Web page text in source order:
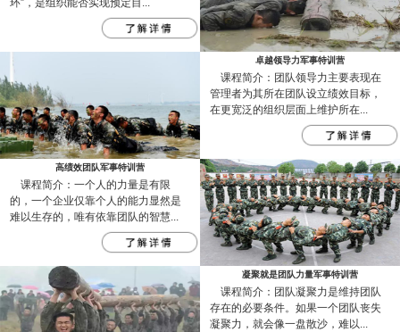
环”，是组织能否实现预定目...
卓越领导力军事特训营
课程简介：团队领导力主要表现在
管理者为其所在团队设立绩效目标，
在更宽泛的组织层面上维护所在...
高绩效团队军事特训营
课程简介：一个人的力量是有限
的，一个企业仅靠个人的能力显然是
难以生存的，唯有依靠团队的智慧...
凝聚就是团队力量军事特训营
课程简介：团队凝聚力是维持团队
存在的必要条件。如果一个团队丧失
凝聚力，就会像一盘散沙，难以...